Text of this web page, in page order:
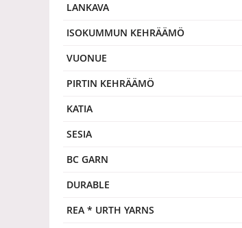
LANKAVA
ISOKUMMUN KEHRÄÄMÖ
VUONUE
PIRTIN KEHRÄÄMÖ
KATIA
SESIA
BC GARN
DURABLE
REA * URTH YARNS